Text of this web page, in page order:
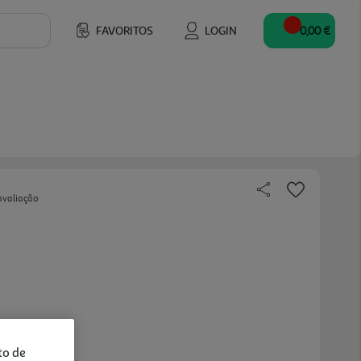
FAVORITOS LOGIN 0,00 €
de